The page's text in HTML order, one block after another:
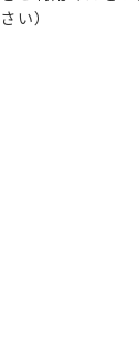
い）